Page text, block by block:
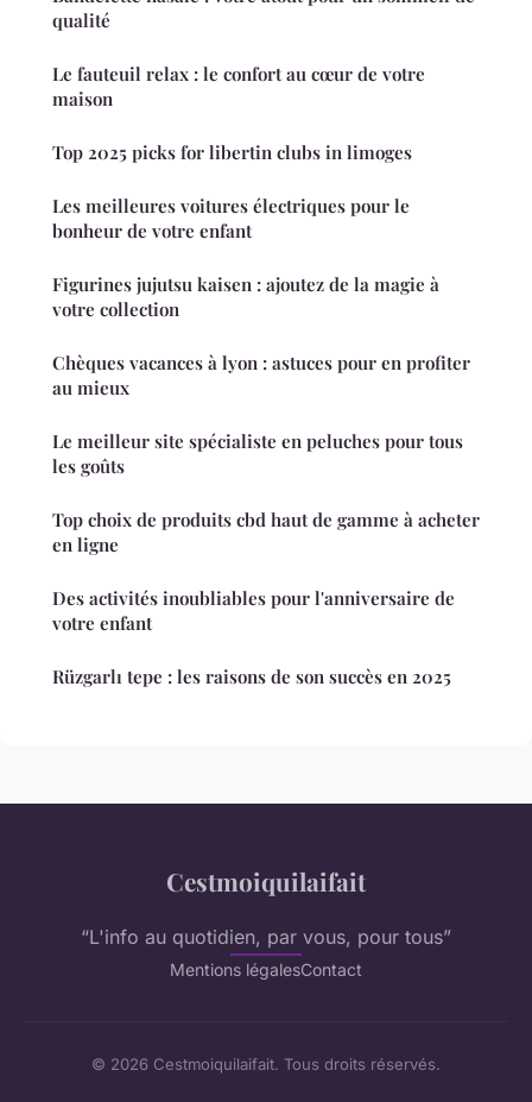
qualité
Le fauteuil relax : le confort au cœur de votre
maison
Top 2025 picks for libertin clubs in limoges
Les meilleures voitures électriques pour le
bonheur de votre enfant
Figurines jujutsu kaisen : ajoutez de la magie à
votre collection
Chèques vacances à lyon : astuces pour en profiter
au mieux
Le meilleur site spécialiste en peluches pour tous
les goûts
Top choix de produits cbd haut de gamme à acheter
en ligne
Des activités inoubliables pour l'anniversaire de
votre enfant
Rüzgarlı tepe : les raisons de son succès en 2025
Cestmoiquilaifait
“L'info au quotidien, par vous, pour tous”
Mentions légalesContact
© 2026 Cestmoiquilaifait. Tous droits réservés.